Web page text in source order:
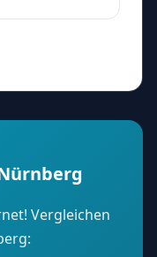
Vergleichen